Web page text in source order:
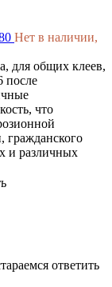
Нет в наличии,
для общих клеев,
после
что
гражданского
и различных
ответить